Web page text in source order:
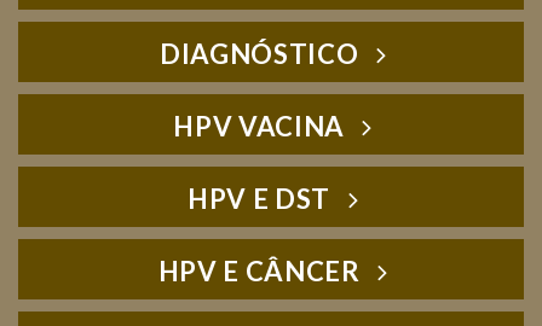
DIAGNÓSTICO
HPV VACINA
HPV E DST
HPV E CÂNCER